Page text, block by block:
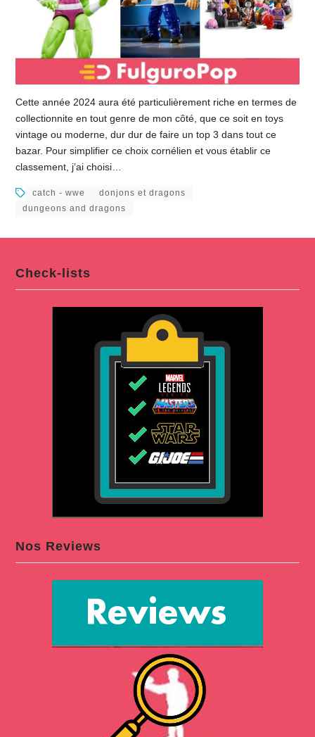
Cette année 2024 aura été particulièrement riche en termes de
collectionnite en tout genre de mon côté, que ce soit en toys
vintage ou moderne, dur dur de faire un top 3 dans tout ce
bazar. Pour simplifier ce choix cornélien et vous établir ce
classement, j’ai choisi…
catch - wwe
donjons et dragons
dungeons and dragons
Check-lists
Nos Reviews